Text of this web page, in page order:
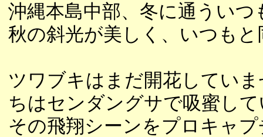
沖縄本島中部、冬に通うい
秋の斜光が美しく、いつも
ツワブキはまだ開花してい
ちはセンダングサで吸蜜し
その飛翔シーンをプロキャ